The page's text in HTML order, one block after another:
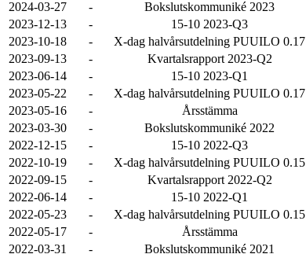
2024-03-27
-
Bokslutskommuniké 2023
2023-12-13
-
15-10 2023-Q3
2023-10-18
-
X-dag halvårsutdelning PUUILO 0.17
2023-09-13
-
Kvartalsrapport 2023-Q2
2023-06-14
-
15-10 2023-Q1
2023-05-22
-
X-dag halvårsutdelning PUUILO 0.17
2023-05-16
-
Årsstämma
2023-03-30
-
Bokslutskommuniké 2022
2022-12-15
-
15-10 2022-Q3
2022-10-19
-
X-dag halvårsutdelning PUUILO 0.15
2022-09-15
-
Kvartalsrapport 2022-Q2
2022-06-14
-
15-10 2022-Q1
2022-05-23
-
X-dag halvårsutdelning PUUILO 0.15
2022-05-17
-
Årsstämma
2022-03-31
- Bokslutskommuniké 2021